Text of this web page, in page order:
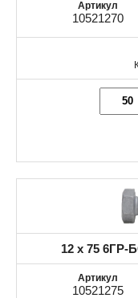
10521270
12 x 75 6ГР-
10521275